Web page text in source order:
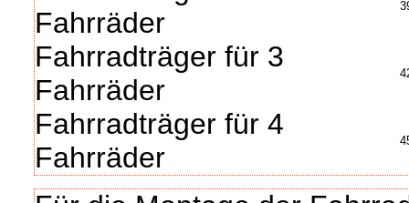
Fahrräder
Fahrradträger für 3
Fahrräder
Fahrradträger für 4
Fahrräder